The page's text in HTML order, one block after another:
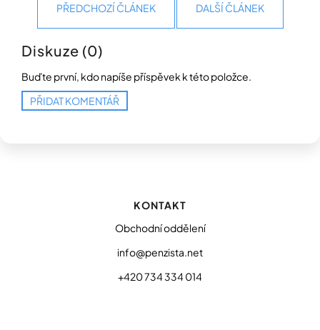
PŘEDCHOZÍ ČLÁNEK DALŠÍ ČLÁNEK
Diskuze (0)
Buďte první, kdo napíše příspěvek k této položce.
PŘIDAT KOMENTÁŘ
KONTAKT
Obchodní oddělení
info@penzista.net
+420 734 334 014